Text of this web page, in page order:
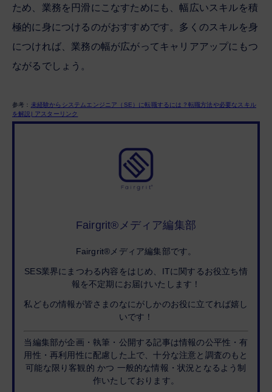
ため、業務を円滑にこなすためにも、幅広いスキルを積
極的に身につけるのがおすすめです。多くのスキルを身
につければ、業務の幅が広がってキャリアアップにもつ
ながるでしょう。
参考： 未経験からシステムエンジニア（SE）に転職するには？転職方法や必要なスキル
を解説| アスターリンク
Fairgrit®メディア編集部
Fairgrit®メディア編集部です。
SES業界にまつわる内容をはじめ、ITに関するお役立ち情
報を不定期にお届けいたします！
私どもの情報が皆さまのなにがしかのお役に立てれば嬉し
いです！
当編集部が企画・執筆・公開する記事は情報の公平性・有
用性・再利用性に配慮した上で、十分な注意と調査のもと
可能な限り客観的 かつ 一般的な情報・状況となるよう制
作いたしております。